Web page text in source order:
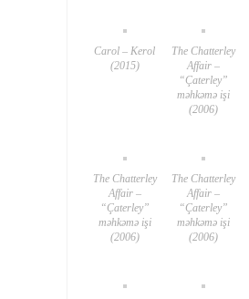
Carol – Kerol
(2015)
The Chatterley
Affair –
“Çaterley”
məhkəmə işi
(2006)
The Chatterley
Affair –
“Çaterley”
məhkəmə işi
(2006)
The Chatterley
Affair –
“Çaterley”
məhkəmə işi
(2006)